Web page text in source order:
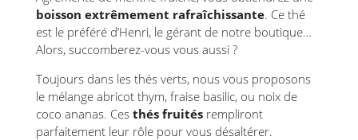
boisson extrêmement rafraîchissante. Ce thé
est le préféré d’Henri, le gérant de notre boutique…
Alors, succomberez-vous vous aussi ?
Toujours dans les thés verts, nous vous proposons
le mélange abricot thym, fraise basilic, ou noix de
coco ananas. Ces thés fruitésrempliront
parfaitement leur rôle pour vous désaltérer.